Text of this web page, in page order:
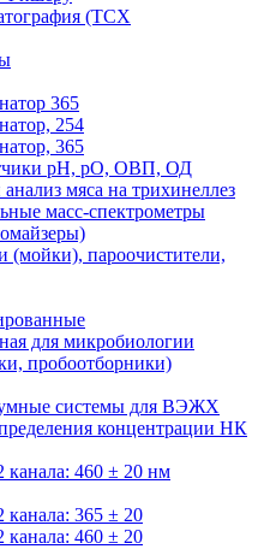
(ТСХ
365
254
365
рН, рО, ОВП, ОД
мяса на трихинеллез
масс-спектрометры
(мойки), пароочистители,
для микробиологии
пробоотборники)
системы для ВЭЖХ
концентрации НК
канала: 460 ± 20 нм
365 ± 20
460 ± 20